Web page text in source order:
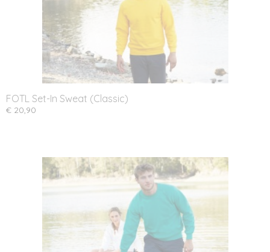
FOTL Set-In Sweat (Classic)
€ 20,90